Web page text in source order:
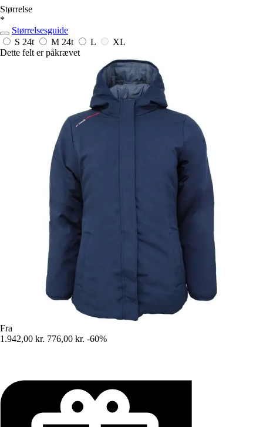
Størrelse
*
Størrelsesguide
S 24t M 24t L
XL
Dette felt er påkrævet
Fra
1.942,00 kr. 776,00 kr. -60%